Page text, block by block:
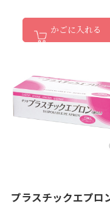
かごに入れる
プラスチックエプロ